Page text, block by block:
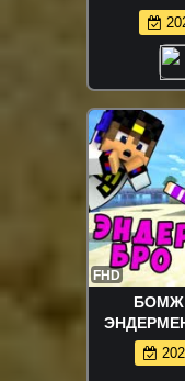
FHD
БОМЖ
БОМЖА!